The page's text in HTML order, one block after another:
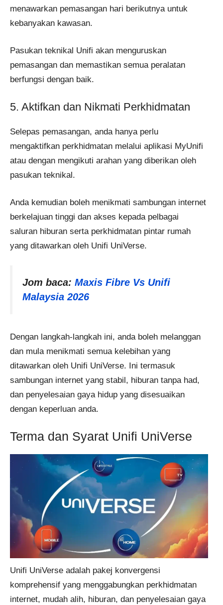
menawarkan pemasangan hari berikutnya untuk
kebanyakan kawasan.
Pasukan teknikal Unifi akan menguruskan
pemasangan dan memastikan semua peralatan
berfungsi dengan baik.
5. Aktifkan dan Nikmati Perkhidmatan
Selepas pemasangan, anda hanya perlu
mengaktifkan perkhidmatan melalui aplikasi MyUnifi
atau dengan mengikuti arahan yang diberikan oleh
pasukan teknikal.
Anda kemudian boleh menikmati sambungan internet
berkelajuan tinggi dan akses kepada pelbagai
saluran hiburan serta perkhidmatan pintar rumah
yang ditawarkan oleh Unifi UniVerse.
Jom baca: Maxis Fibre Vs Unifi
Malaysia 2026
Dengan langkah-langkah ini, anda boleh melanggan
dan mula menikmati semua kelebihan yang
ditawarkan oleh Unifi UniVerse. Ini termasuk
sambungan internet yang stabil, hiburan tanpa had,
dan penyelesaian gaya hidup yang disesuaikan
dengan keperluan anda.
Terma dan Syarat Unifi UniVerse
Unifi UniVerse adalah pakej konvergensi
komprehensif yang menggabungkan perkhidmatan
internet, mudah alih, hiburan, dan penyelesaian gaya